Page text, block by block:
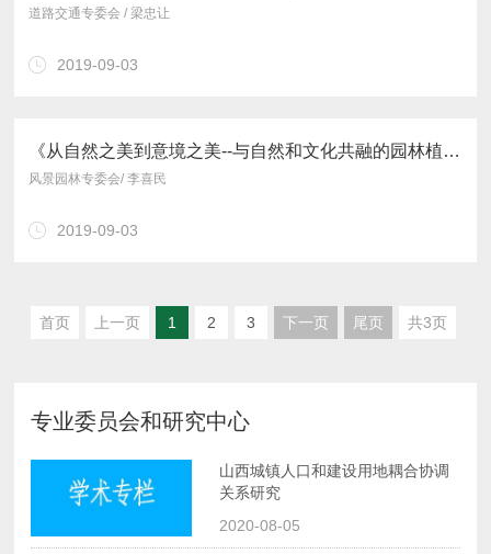
道路交通专委会 / 梁忠让
2019-09-03
《从自然之美到意境之美--与自然和文化共融的园林植物造景艺术》
风景园林专委会/ 李喜民
2019-09-03
首页 上一页 1 2 3 下一页 尾页 共3页
专业委员会和研究中心
关系研究
2020-08-05